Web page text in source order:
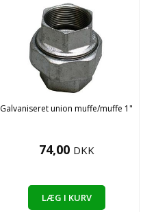
Galvaniseret union muffe/muffe 1"
74,00 DKK
LÆG I KURV